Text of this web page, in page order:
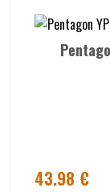
43.98 €